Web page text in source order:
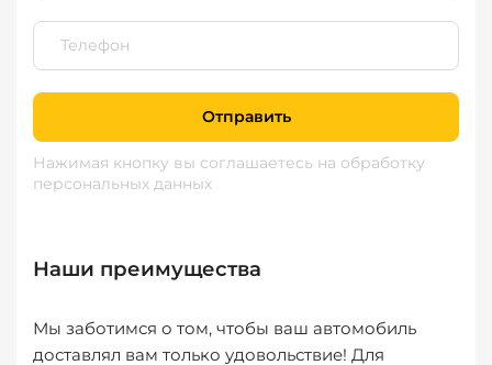
Отправить
Нажимая кнопку вы соглашаетесь на обработку
персональных данных
Наши преимущества
Мы заботимся о том, чтобы ваш автомобиль
доставлял вам только удовольствие! Для